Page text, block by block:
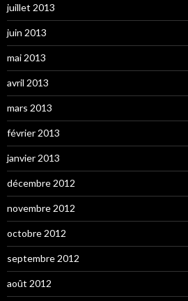
juillet 2013
juin 2013
mai 2013
avril 2013
mars 2013
février 2013
janvier 2013
décembre 2012
novembre 2012
octobre 2012
septembre 2012
août 2012